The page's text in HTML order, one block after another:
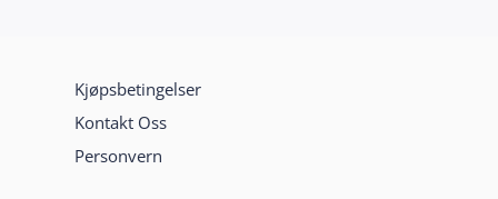
Kjøpsbetingelser
Kontakt Oss
Personvern